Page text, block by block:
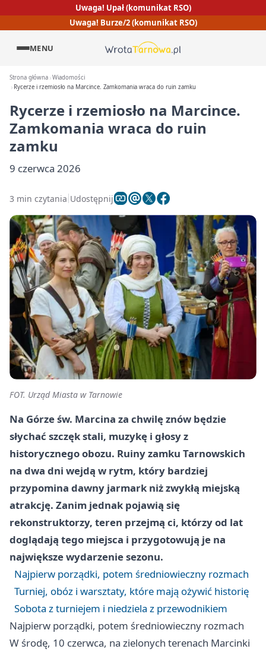
Uwaga! Upał (komunikat RSO)
Uwaga! Burze/2 (komunikat RSO)
MENU
Strona główna Wiadomości
Rycerze i rzemiosło na Marcince. Zamkomania wraca do ruin zamku
Rycerze i rzemiosło na Marcince.
Zamkomania wraca do ruin
zamku
9 czerwca 2026
3 min czytania Udostępnij
FOT. Urząd Miasta w Tarnowie
Na Górze św. Marcina za chwilę znów będzie
słychać szczęk stali, muzykę i głosy z
historycznego obozu. Ruiny zamku Tarnowskich
na dwa dni wejdą w rytm, który bardziej
przypomina dawny jarmark niż zwykłą miejską
atrakcję. Zanim jednak pojawią się
rekonstruktorzy, teren przejmą ci, którzy od lat
doglądają tego miejsca i przygotowują je na
największe wydarzenie sezonu.
Najpierw porządki, potem średniowieczny rozmach
Turniej, obóz i warsztaty, które mają ożywić historię
Sobota z turniejem i niedziela z przewodnikiem
Najpierw porządki, potem średniowieczny rozmach
W środę, 10 czerwca, na zielonych terenach Marcinki